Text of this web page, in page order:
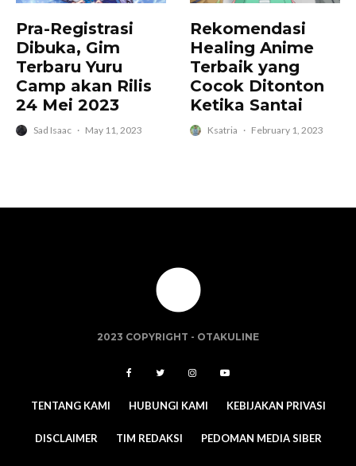
Pra-Registrasi
Dibuka, Gim
Terbaru Yuru
Camp akan Rilis
24 Mei 2023
Sad Isaac · May 11, 2023
Rekomendasi
Healing Anime
Terbaik yang
Cocok Ditonton
Ketika Santai
Ksatria · February 1, 2023
2023 COPYRIGHT - OTAKULINE
TENTANG KAMI HUBUNGI KAMI KEBIJAKAN PRIVASI
DISCLAIMER TIM REDAKSI PEDOMAN MEDIA SIBER